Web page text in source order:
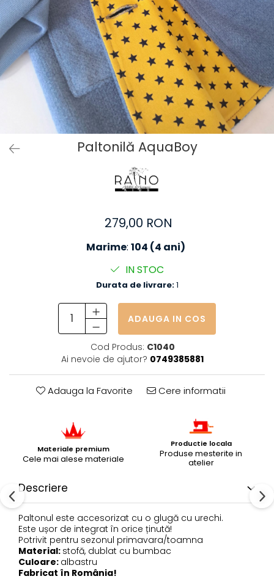
Baieti
Fetite
DE INVELIT/PERNE
FETITE
Bluze
Palton/Cape
Rochii Bumbac
Rochii Festive
Salopeta
Sport
Paltonilă AquaBoy
279,00 RON
Marime: 104 (4 ani)
IN STOC
Durata de livrare:1
ADAUGA IN COS
Cod Produs: C1040
Ai nevoie de ajutor? 0749385881
Adauga la Favorite Cere informatii
Materiale premium
Cele mai alese materiale
Productie locala
Produse mesterite in
atelier
Descriere
Paltonul este accesorizat cu o glugă cu urechi.
Este ușor de integrat în orice ținută!
Potrivit pentru sezonul primavara/toamna
Material: stofă, dublat cu bumbac
Culoare: albastru
Fabricat în România!